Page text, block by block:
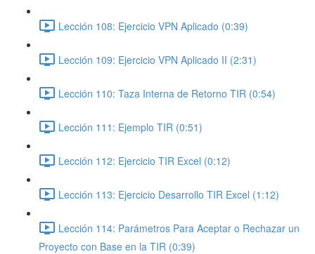
Lección 108: Ejercicio VPN Aplicado (0:39)
Lección 109: Ejercicio VPN Aplicado II (2:31)
Lección 110: Taza Interna de Retorno TIR (0:54)
Lección 111: Ejemplo TIR (0:51)
Lección 112: Ejercicio TIR Excel (0:12)
Lección 113: Ejercicio Desarrollo TIR Excel (1:12)
Lección 114: Parámetros Para Aceptar o Rechazar un
Proyecto con Base en la TIR (0:39)